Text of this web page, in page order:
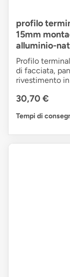
profilo
15mm
alluminio-
Profilo
di facciata,
rivestimento
30,70 €
Tempi di